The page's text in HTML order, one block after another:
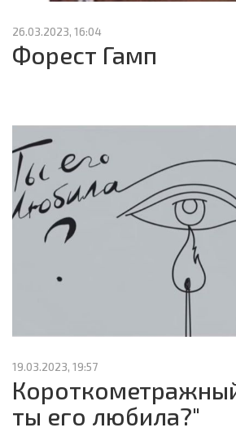
26.03.2023, 16:04
Форест Гамп
19.03.2023, 19:57
ты его любила?"